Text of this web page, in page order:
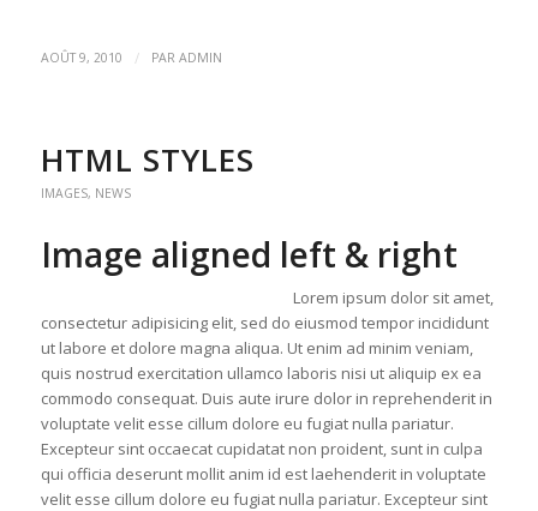
AOÛT 9, 2010 / PAR ADMIN
HTML STYLES
IMAGES, NEWS
Image aligned left & right
Lorem ipsum dolor sit amet,
consectetur adipisicing elit, sed do eiusmod tempor incididunt
ut labore et dolore magna aliqua. Ut enim ad minim veniam,
quis nostrud exercitation ullamco laboris nisi ut aliquip ex ea
commodo consequat. Duis aute irure dolor in reprehenderit in
voluptate velit esse cillum dolore eu fugiat nulla pariatur.
Excepteur sint occaecat cupidatat non proident, sunt in culpa
qui officia deserunt mollit anim id est laehenderit in voluptate
velit esse cillum dolore eu fugiat nulla pariatur. Excepteur sint